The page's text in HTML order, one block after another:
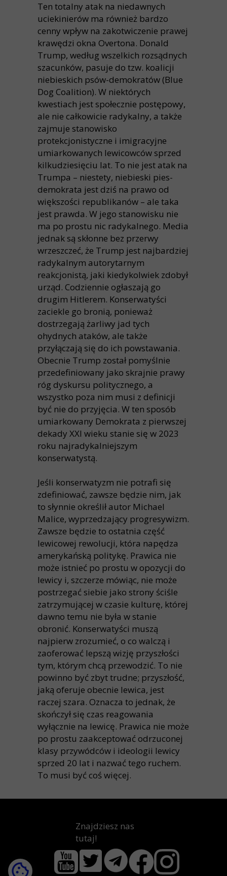
Ten totalny atak na niedawnych
uciekinierów ma również bardzo
cenny wpływ na zakotwiczenie prawej
krawędzi okna Overtona. Donald
Trump, według wszelkich rozsądnych
szacunków, pasuje do tzw. koalicji
niebieskich psów-demokratów (Blue
Dog Coalition). W niektórych
kwestiach jest społecznie postępowy,
ale nie całkowicie radykalny, a także
zajmuje stanowisko
protekcjonistyczne i imigracyjne
umiarkowanych lewicowców sprzed
kilkudziesięciu lat. To nie jest atak na
Trumpa – niestety, niebieski pies-
demokrata jest dziś na prawo od
większości republikanów – ale taka
jest prawda. W jego stanowisku nie
ma po prostu nic radykalnego. Media
jednak są skłonne bez przerwy
wrzeszczeć, że Trump jest najbardziej
radykalnym autorytarnym
reakcjonistą, jaki kiedykolwiek zdobył
urząd. Codziennie ogłaszają go
drugim Hitlerem. Konserwatyści
zaciekle go bronią, ponieważ
dostrzegają żarliwy jad tych
ohydnych ataków, ale także
przyłączają się do ich powstawania.
Obecnie Trump został pomyślnie
przedefiniowany jako skrajnie prawy
róg dyskursu politycznego, a
wszystko poza nim musi z definicji
być nie do przyjęcia. W ten sposób
umiarkowany Demokrata z pierwszej
dekady XXI wieku stanie się w 2023
roku najradykalniejszym
konserwatystą.
Jeśli konserwatyzm nie potrafi się
zdefiniować, zawsze będzie nim, jak
to słynnie określił autor Michael
Malice, wyprzedzający progresywizm.
Zawsze będzie to ostatnia część
lewicowej rewolucji, która napędza
amerykańską politykę. Prawica nie
może istnieć po prostu w opozycji do
lewicy i, szczerze mówiąc, nie może
postrzegać siebie jako strony ściśle
zatrzymującej w czasie kulturę, której
dawno temu nie była w stanie
obronić. Konserwatyści muszą
najpierw zrozumieć, o co walczą i
zaoferować lepszą wizję przyszłości
tym, którym chcą przewodzić. To nie
powinno być zbyt trudne; przyszłość,
jaką oferuje obecnie lewica, jest
raczej szara. Oznacza to jednak, że
skończył się czas reagowania
wyłącznie na lewicę. Prawica nie może
po prostu zaakceptować odrzuconej
klasy przywódców i ideologii lewicy
sprzed 20 lat i nazwać tego ruchem.
To musi być coś więcej.
Znajdziesz nas
tutaj!